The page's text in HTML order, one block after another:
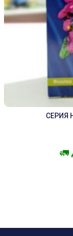
СЕРИЯ
🚛